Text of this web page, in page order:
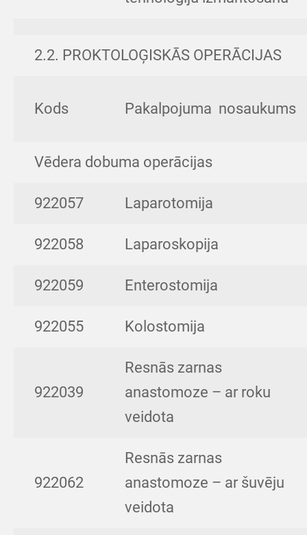
2.2. PROKTOLOĢISKĀS OPERĀCIJAS
Kods Pakalpojuma nosaukums
Vēdera dobuma operācijas
922057 Laparotomija
922058 Laparoskopija
922059 Enterostomija
922055 Kolostomija
922039
Resnās zarnas
anastomoze – ar roku
veidota
922062
Resnās zarnas
anastomoze – ar šuvēju
veidota